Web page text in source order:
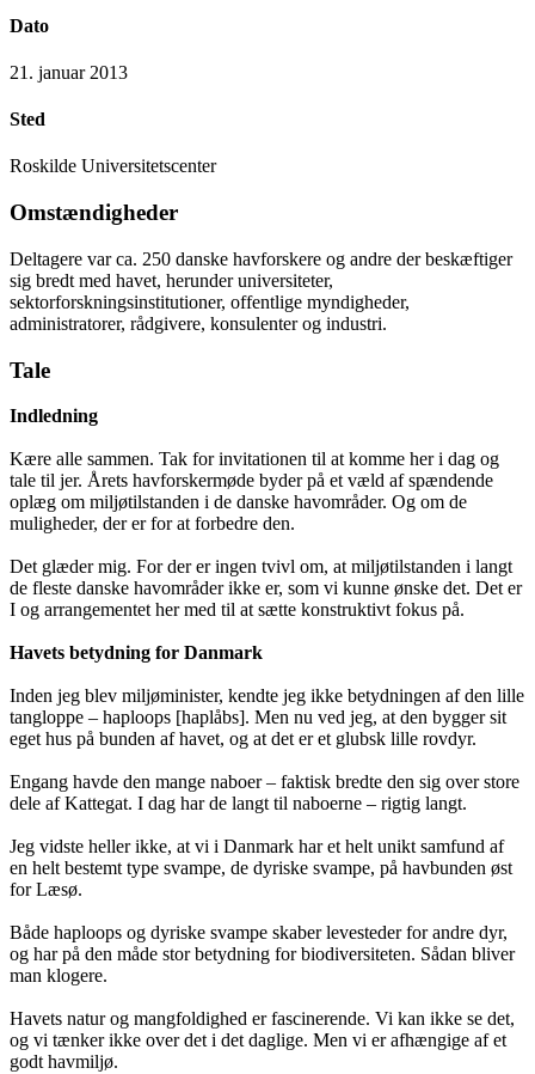
Dato
21. januar 2013
Sted
Roskilde Universitetscenter
Omstændigheder
Deltagere var ca. 250 danske havforskere og andre der beskæftiger
sig bredt med havet, herunder universiteter,
sektorforskningsinstitutioner, offentlige myndigheder,
administratorer, rådgivere, konsulenter og industri.
Tale
Indledning
Kære alle sammen. Tak for invitationen til at komme her i dag og
tale til jer. Årets havforskermøde byder på et væld af spændende
oplæg om miljøtilstanden i de danske havområder. Og om de
muligheder, der er for at forbedre den.
Det glæder mig. For der er ingen tvivl om, at miljøtilstanden i langt
de fleste danske havområder ikke er, som vi kunne ønske det. Det er
I og arrangementet her med til at sætte konstruktivt fokus på.
Havets betydning for Danmark
Inden jeg blev miljøminister, kendte jeg ikke betydningen af den lille
tangloppe – haploops [haplåbs]. Men nu ved jeg, at den bygger sit
eget hus på bunden af havet, og at det er et glubsk lille rovdyr.
Engang havde den mange naboer – faktisk bredte den sig over store
dele af Kattegat. I dag har de langt til naboerne – rigtig langt.
Jeg vidste heller ikke, at vi i Danmark har et helt unikt samfund af
en helt bestemt type svampe, de dyriske svampe, på havbunden øst
for Læsø.
Både haploops og dyriske svampe skaber levesteder for andre dyr,
og har på den måde stor betydning for biodiversiteten. Sådan bliver
man klogere.
Havets natur og mangfoldighed er fascinerende. Vi kan ikke se det,
og vi tænker ikke over det i det daglige. Men vi er afhængige af et
godt havmiljø.